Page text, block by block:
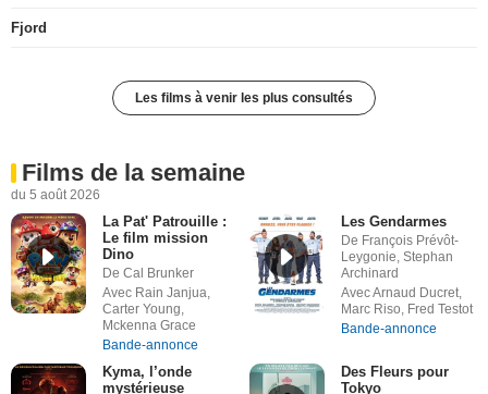
Fjord
Les films à venir les plus consultés
Films de la semaine
du 5 août 2026
La Pat' Patrouille :
Le film mission
Dino
De Cal Brunker
Avec Rain Janjua,
Carter Young,
Mckenna Grace
Bande-annonce
Les Gendarmes
De François Prévôt-
Leygonie, Stephan
Archinard
Avec Arnaud Ducret,
Marc Riso, Fred Testot
Bande-annonce
Kyma, l’onde
mystérieuse
Des Fleurs pour
Tokyo